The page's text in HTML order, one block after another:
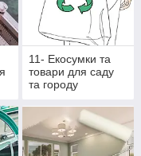
11- Екосумки та
товари для саду
та городу